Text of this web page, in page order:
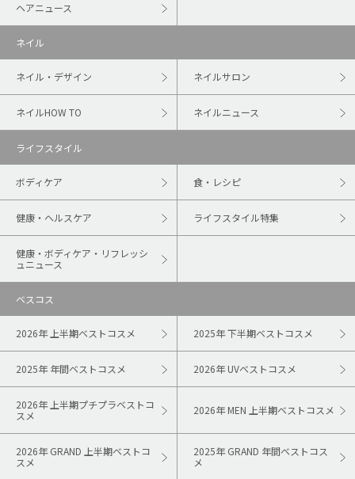
ヘアニュース
ネイル
ネイル・デザイン ネイルサロン
ネイルHOW TO ネイルニュース
ライフスタイル
ボディケア 食・レシピ
健康・ヘルスケア ライフスタイル特集
健康・ボディケア・リフレッシ
ュニュース
ベスコス
2026年 上半期ベストコスメ 2025年 下半期ベストコスメ
2025年 年間ベストコスメ 2026年 UVベストコスメ
2026年 上半期プチプラベストコ
スメ
2026年 MEN 上半期ベストコスメ
2026年 GRAND 上半期ベストコ
スメ
2025年 GRAND 年間ベストコス
メ